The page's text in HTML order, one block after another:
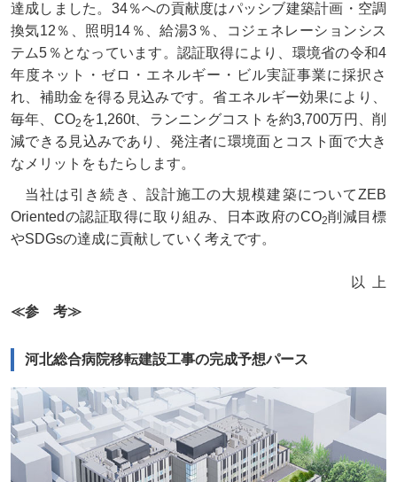
達成しました。34％への貢献度はパッシブ建築計画・空調
換気12％、照明14％、給湯3％、コジェネレーションシス
テム5％となっています。認証取得により、環境省の令和4
年度ネット・ゼロ・エネルギー・ビル実証事業に採択さ
れ、補助金を得る見込みです。省エネルギー効果により、
毎年、CO2 を1,260t、ランニングコストを約3,700万円、削
減できる見込みであり、発注者に環境面とコスト面で大き
なメリットをもたらします。
当社は引き続き、設計施工の大規模建築についてZEB
Orientedの認証取得に取り組み、日本政府のCO2削減目標
やSDGsの達成に貢献していく考えです。
以上
≪参 考≫
河北総合病院移転建設工事の完成予想パース